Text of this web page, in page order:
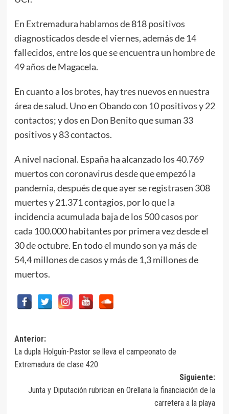
En Extremadura hablamos de 818 positivos
diagnosticados desde el viernes, además de 14
fallecidos, entre los que se encuentra un hombre de
49 años de Magacela.
En cuanto a los brotes, hay tres nuevos en nuestra
área de salud. Uno en Obando con 10 positivos y 22
contactos; y dos en Don Benito que suman 33
positivos y 83 contactos.
A nivel nacional. España ha alcanzado los 40.769
muertos con coronavirus desde que empezó la
pandemia, después de que ayer se registrasen 308
muertes y 21.371 contagios, por lo que la
incidencia acumulada baja de los 500 casos por
cada 100.000 habitantes por primera vez desde el
30 de octubre. En todo el mundo son ya más de
54,4 millones de casos y más de 1,3 millones de
muertos.
Navegación
de
Anterior:
La dupla Holguín-Pastor se lleva el campeonato de
Extremadura de clase 420
Siguiente:
Junta y Diputación rubrican en Orellana la financiación de la
carretera a la playa